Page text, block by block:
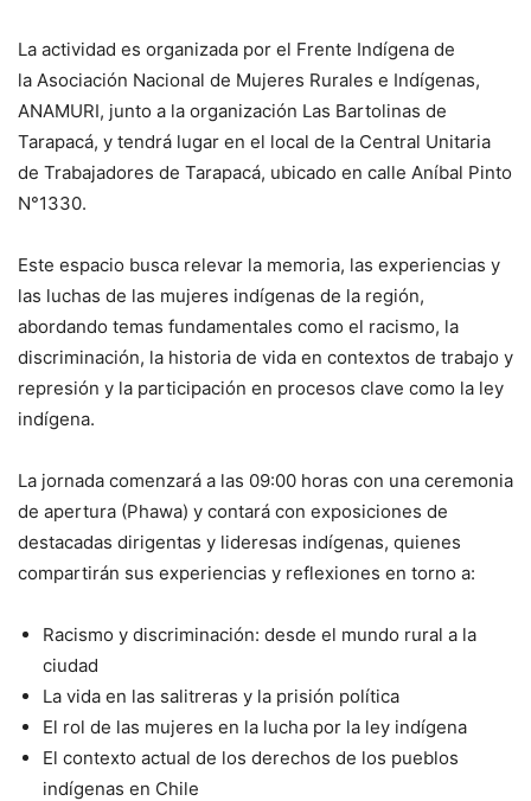
La actividad es organizada por el Frente Indígena de
la Asociación Nacional de Mujeres Rurales e Indígenas,
ANAMURI, junto a la organización Las Bartolinas de
Tarapacá, y tendrá lugar en el local de la Central Unitaria
de Trabajadores de Tarapacá, ubicado en calle Aníbal Pinto
N°1330.
Este espacio busca relevar la memoria, las experiencias y
las luchas de las mujeres indígenas de la región,
abordando temas fundamentales como el racismo, la
discriminación, la historia de vida en contextos de trabajo y
represión y la participación en procesos clave como la ley
indígena.
La jornada comenzará a las 09:00 horas con una ceremonia
de apertura (Phawa) y contará con exposiciones de
destacadas dirigentas y lideresas indígenas, quienes
compartirán sus experiencias y reflexiones en torno a:
Racismo y discriminación: desde el mundo rural a la
ciudad
La vida en las salitreras y la prisión política
El rol de las mujeres en la lucha por la ley indígena
El contexto actual de los derechos de los pueblos
indígenas en Chile